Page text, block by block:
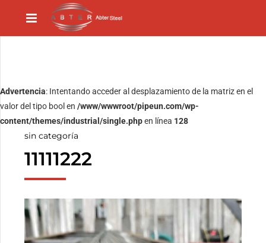
Advertencia: Intentando acceder al desplazamiento de la matriz en el
valor del tipo bool en /www/wwwroot/pipeun.com/wp-
content/themes/industrial/single.phpen línea 128
sin categoría
11111222